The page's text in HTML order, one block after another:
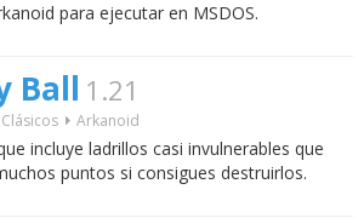
para ejecutar en MSDOS.
Ball 1.21
Arkanoid
incluye ladrillos casi invulnerables que
puntos si consigues destruirlos.